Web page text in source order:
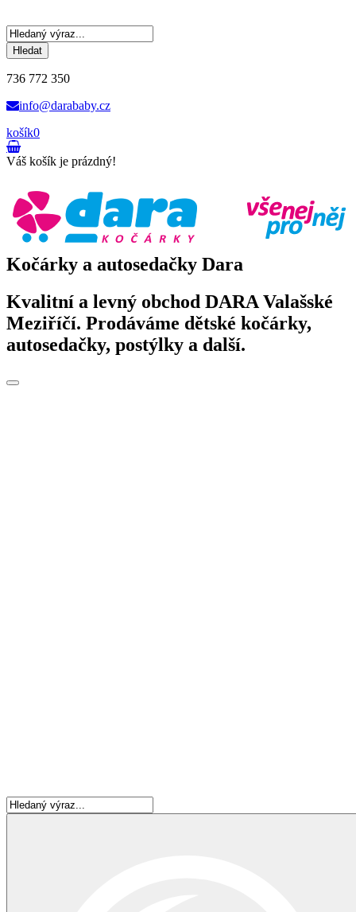
Hledat
736 772 350
info@darababy.cz
košík0
Váš košík je prázdný!
Kočárky a autosedačky Dara
Kvalitní a levný obchod DARA Valašské
Meziříčí. Prodáváme dětské kočárky,
autosedačky, postýlky a další.
Toggle